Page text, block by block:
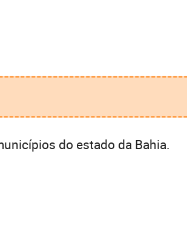
do estado da Bahia.